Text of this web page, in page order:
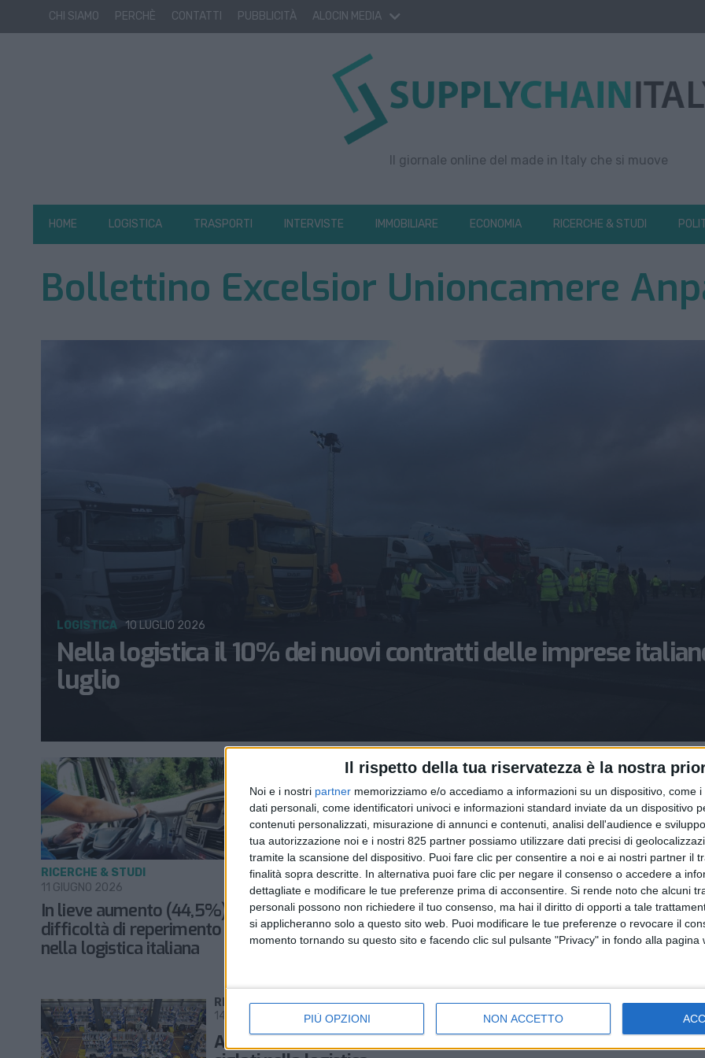
Il rispetto della tua riservatezza è la nostra
Noi e i nostri partner memorizziamo e/o accediamo a informazioni su un dispositivo, come
dati personali, come identificatori univoci e informazioni standard inviate da un dispositivo
contenuti personalizzati, misurazione di annunci e contenuti, analisi dell'audience e
tua autorizzazione noi e i nostri 825 partner possiamo utilizzare dati precisi di
tramite la scansione del dispositivo. Puoi fare clic per consentire a noi e ai nostri partner il
finalità sopra descritte. In alternativa puoi fare clic per negare il consenso o accedere a
dettagliate e modificare le tue preferenze prima di acconsentire. Si rende noto che alcuni
personali possono non richiedere il tuo consenso, ma hai il diritto di opporti a tale
si applicheranno solo a questo sito web. Puoi modificare le tue preferenze o revocare il
momento tornando su questo sito e facendo clic sul pulsante "Privacy" in fondo alla pagina
PIÙ OPZIONI NON ACCETTO
CHI SIAMO PERCHÈ CONTATTI PUBBLICITÀ ALOCIN MEDIA
Il giornale online del made in Italy che si muove
HOME LOGISTICA TRASPORTI INTERVISTE IMMOBILIARE ECONOMIA RICERCHE & STUDI
Bollettino Excelsior Unioncamere
Nella logistica il 10% dei nuovi contratti delle imprese
luglio
LOGISTICA 10 LUGLIO 2026
In lieve aumento (44,5%) la
difficoltà di reperimento autisti
nella logistica italiana
RICERCHE & STUDI
11 GIUGNO 2026
Altri 54.190 contratti nella
logistica italiana ad aprile
LOGISTICA
7 APRILE 2026
A marzo saranno
contratti nella logistica
TRASPORTI
18 MARZO 2026
Altri 64.190 contratti
RICERCHE & STUDI
14 OTTOBRE 2025